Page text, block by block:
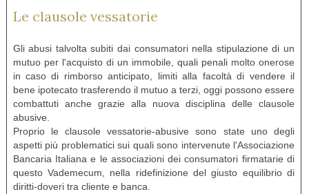
Le clausole vessatorie
Gli abusi talvolta subiti dai consumatori nella stipulazione di un
mutuo per l'acquisto di un immobile, quali penali molto onerose
in caso di rimborso anticipato, limiti alla facoltà di vendere il
bene ipotecato trasferendo il mutuo a terzi, oggi possono essere
combattuti anche grazie alla nuova disciplina delle clausole
abusive.
Proprio le clausole vessatorie-abusive sono state uno degli
aspetti più problematici sui quali sono intervenute l'Associazione
Bancaria Italiana e le associazioni dei consumatori firmatarie di
questo Vademecum, nella ridefinizione del giusto equilibrio di
diritti-doveri tra cliente e banca.